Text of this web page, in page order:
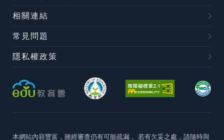
相關連結
常見問題
隱私權政策
本網站內容豐富，雖經審查仍有可能疏漏， 若有欠妥之處，請隨時與